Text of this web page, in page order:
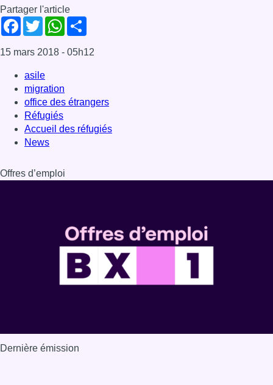
Partager l'article
Facebook
TwitterWhatsApp
15 mars 2018 - 05h12
asile
migration
office des étrangers
Réfugiés
Accueil des réfugiés
News
Offres d’emploi
Dernière émission